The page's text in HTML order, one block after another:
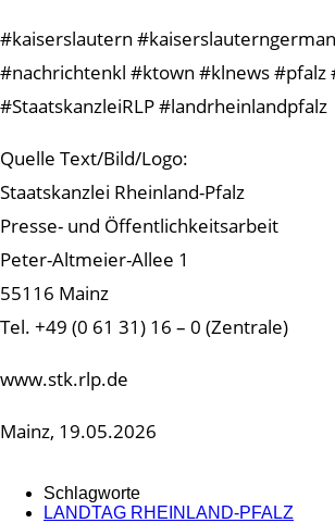
#kaiserslautern
#nachrichtenkl #ktown #klnews #pfalz
#StaatskanzleiRLP #landrheinlandpfalz
Quelle Text/Bild/Logo:
Staatskanzlei Rheinland-Pfalz
Presse- und Öffentlichkeitsarbeit
Peter-Altmeier-Allee 1
55116 Mainz
Tel. +49 (0 61 31) 16 – 0 (Zentrale)
www.stk.rlp.de
Mainz, 19.05.2026
Schlagworte
LANDTAG RHEINLAND-PFALZ